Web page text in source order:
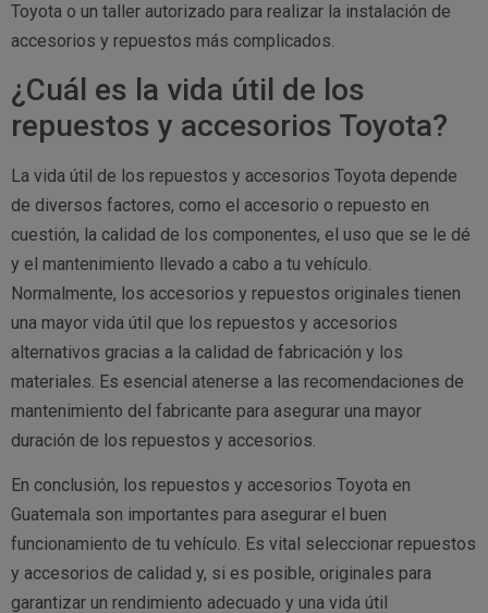
Toyota o un taller autorizado para realizar la instalación de
accesorios y repuestos más complicados.
¿Cuál es la vida útil de los
repuestos y accesorios Toyota?
La vida útil de los repuestos y accesorios Toyota depende
de diversos factores, como el accesorio o repuesto en
cuestión, la calidad de los componentes, el uso que se le dé
y el mantenimiento llevado a cabo a tu vehículo.
Normalmente, los accesorios y repuestos originales tienen
una mayor vida útil que los repuestos y accesorios
alternativos gracias a la calidad de fabricación y los
materiales. Es esencial atenerse a las recomendaciones de
mantenimiento del fabricante para asegurar una mayor
duración de los repuestos y accesorios.
En conclusión, los repuestos y accesorios Toyota en
Guatemala son importantes para asegurar el buen
funcionamiento de tu vehículo. Es vital seleccionar repuestos
y accesorios de calidad y, si es posible, originales para
garantizar un rendimiento adecuado y una vida útil